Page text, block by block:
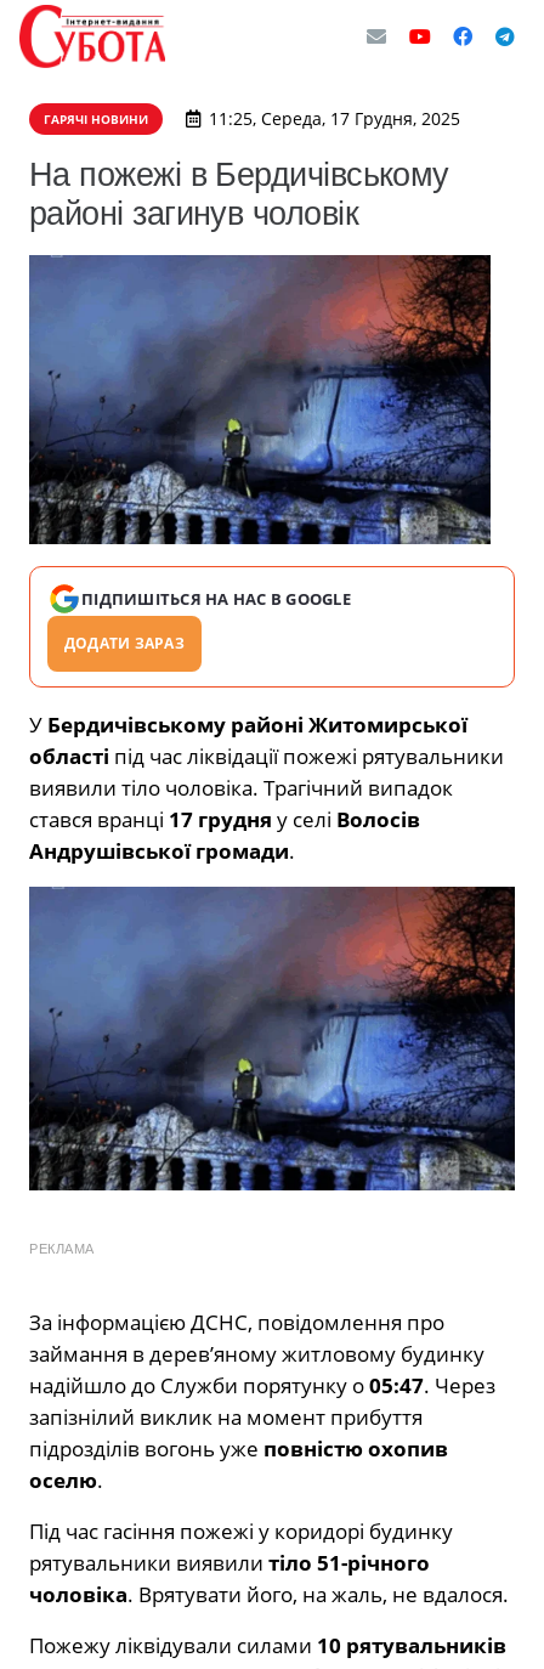
ГАРЯЧІ НОВИНИ 11:25, Середа, 17 Грудня, 2025
На пожежі в Бердичівському
районі загинув чоловік
ПІДПИШІТЬСЯ НА НАС В GOOGLE
ДОДАТИ ЗАРАЗ
У Бердичівському районі Житомирської
області під час ліквідації пожежі рятувальники
виявили тіло чоловіка. Трагічний випадок
стався вранці 17 грудня у селі Волосів
Андрушівської громади.
РЕКЛАМА
За інформацією ДСНС, повідомлення про
займання в дерев’яному житловому будинку
надійшло до Служби порятунку о05:47. Через
запізнілий виклик на момент прибуття
підрозділів вогонь уже повністю охопив
оселю.
Під час гасіння пожежі у коридорі будинку
рятувальники виявили тіло 51-річного
чоловіка. Врятувати його, на жаль, не вдалося.
Пожежу ліквідували силами 10 рятувальників